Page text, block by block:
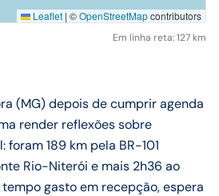
Leaflet | ©OpenStreetMapcontributors
Em linha reta: 127 km
(MG) depois de cumprir agenda
render reflexões sobre
189 km pela BR-101
Rio-Niterói e mais 2h36 ao
gasto em recepção, espera